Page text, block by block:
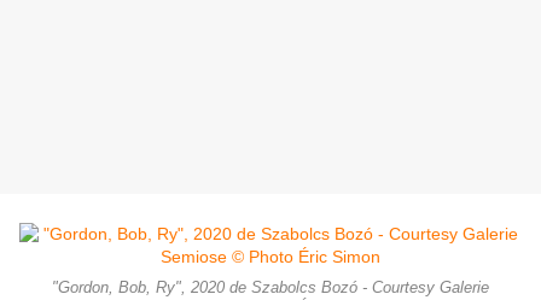
"Gordon, Bob, Ry", 2020 de Szabolcs Bozó - Courtesy Galerie